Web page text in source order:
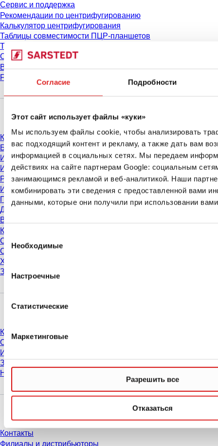
Согласие Подробности
Этот сайт использует файлы «куки»
Мы используем файлы cookie, чтобы анализировать
вас подходящий контент и рекламу, а также дать вам
информацией в социальных сетях. Мы передаем
действиях на сайте партнерам Google: социальным
занимающимся рекламой и веб-аналитикой. Наши
комбинировать эти сведения с предоставленной вами
данными, которые они получили при использовании
Выбор
согласия
Необходимые
Настроечные
Статистические
Маркетинговые
Разрешить все
Отказаться
Сервис и поддержка
Рекомендации по центрифугированию
Калькулятор центрифугирования
Таблицы совместимости ПЦР-планшетов
Таблицы совместимости наконечников для пипеток
Сертификаты партий
Выставки и конгрессы
FAQ
Каталог
Брошюры
Информация для пользователей
Инструкции по применению
Руководства по эксплуатации
Исследования нашей продукции
Паспорта безопасности
Декларации соответствия
Видео о нашей продукции
Контроль качества
Свойства материалов
Степени чистоты и сертификаты
Химическая стойкость продукции
Замораживание пробирок SARSTEDT
Компания и карьера
Карьера
О нас
История
Закупки и логистика
Нормы поведения
Контакты
Филиалы и дистрибьюторы